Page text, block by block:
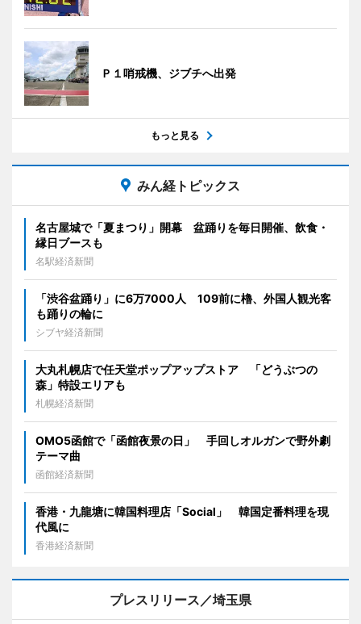
Ｐ１哨戒機、ジブチへ出発
もっと見る
みん経トピックス
名古屋城で「夏まつり」開幕 盆踊りを毎日開催、飲食・
縁日ブースも
名駅経済新聞
「渋谷盆踊り」に6万7000人 109前に櫓、外国人観光客
も踊りの輪に
シブヤ経済新聞
大丸札幌店で任天堂ポップアップストア 「どうぶつの
森」特設エリアも
札幌経済新聞
OMO5函館で「函館夜景の日」 手回しオルガンで野外劇
テーマ曲
函館経済新聞
香港・九龍塘に韓国料理店「Social」 韓国定番料理を現
代風に
香港経済新聞
プレスリリース／埼玉県